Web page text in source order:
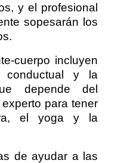
y el profesional
sopesarán los
cuerpo incluyen
conductual y la
depende del
para tener
el yoga y la
de ayudar a las